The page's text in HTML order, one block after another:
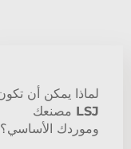
لماذا يمكن أن تكون
LSJ مصنعك
وموردك الأساسي؟